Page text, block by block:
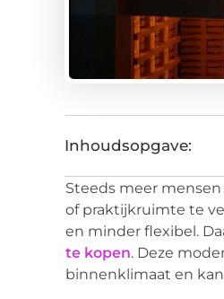
Inhoudsopgave:
Steeds meer
of praktijkruimte te
en minder flexibel.
te kopen. Deze
binnenklimaat en